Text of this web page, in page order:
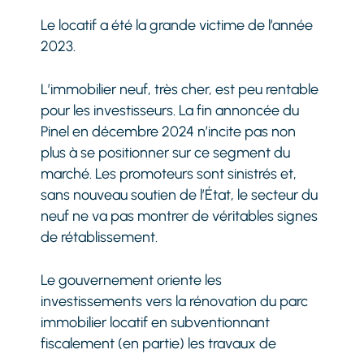
Le locatif a été la grande victime de l’année
2023.
L’immobilier neuf, très cher, est peu rentable
pour les investisseurs. La fin annoncée du
Pinel en décembre 2024 n’incite pas non
plus à se positionner sur ce segment du
marché. Les promoteurs sont sinistrés et,
sans nouveau soutien de l’État, le secteur du
neuf ne va pas montrer de véritables signes
de rétablissement.
Le gouvernement oriente les
investissements vers la rénovation du parc
immobilier locatif en subventionnant
fiscalement (en partie) les travaux de